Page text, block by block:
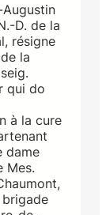
D. de la
résigne
la
qui do
à la cure
dame
Mes.